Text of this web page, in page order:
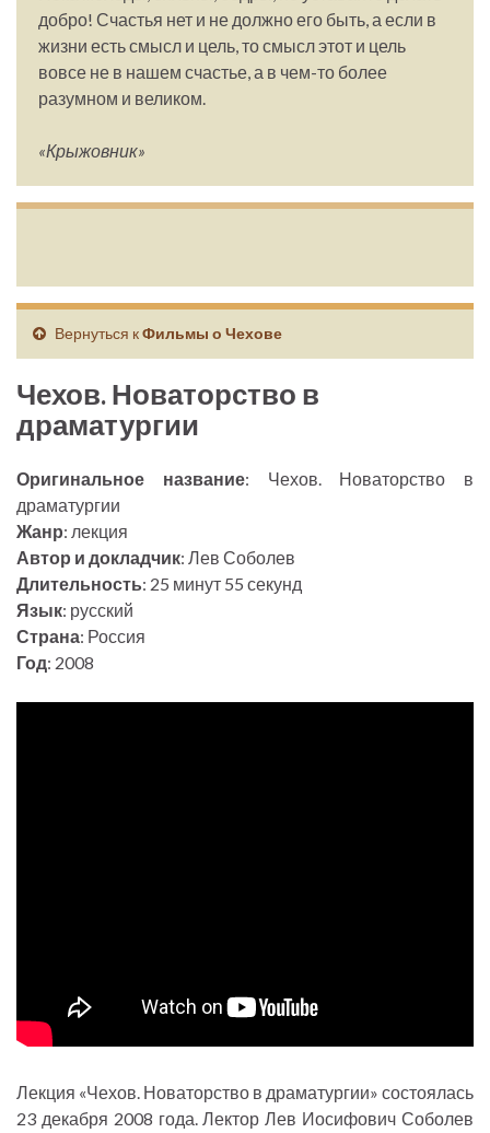
добро! Счастья нет и не должно его быть, а если в
жизни есть смысл и цель, то смысл этот и цель
вовсе не в нашем счастье, а в чем-то более
разумном и великом.
«Крыжовник»
Вернуться кФильмы о Чехове
Чехов. Новаторство в
драматургии
Оригинальное название: Чехов. Новаторство в
драматургии
Жанр: лекция
Автор и докладчик: Лев Соболев
Длительность: 25 минут 55 секунд
Язык: русский
Страна: Россия
Год: 2008
Лекция «Чехов. Новаторство в драматургии» состоялась
23 декабря 2008 года. Лектор Лев Иосифович Соболев